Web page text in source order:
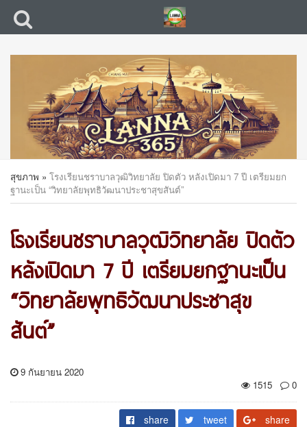
สุขภาพ » โรงเรียนชราบาลวุฒิวิทยาลัย ปิดตัว หลังเปิดมา 7 ปี เตรียมยก
ฐานะเป็น “วิทยาลัยพุทธิวัฒนาประชาสุขสันต์”
โรงเรียนชราบาลวุฒิวิทยาลัย ปิดตัว
หลังเปิดมา 7 ปี เตรียมยกฐานะเป็น
“วิทยาลัยพุทธิวัฒนาประชาสุข
สันต์”
9 กันยายน 2020
1515
0
share tweet share